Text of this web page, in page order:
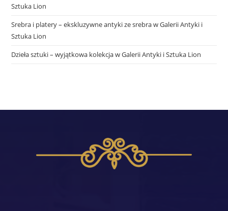
Sztuka Lion
Srebra i platery – ekskluzywne antyki ze srebra w Galerii Antyki i
Sztuka Lion
Dzieła sztuki – wyjątkowa kolekcja w Galerii Antyki i Sztuka Lion